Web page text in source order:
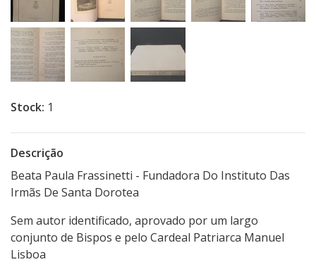
Stock: 1
Descrição
Beata Paula Frassinetti - Fundadora Do Instituto Das
Irmãs De Santa Dorotea
Sem autor identificado, aprovado por um largo
conjunto de Bispos e pelo Cardeal Patriarca Manuel
Lisboa